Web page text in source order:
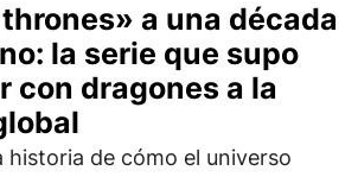
a una década
la serie que supo
con dragones a la
historia de cómo el universo